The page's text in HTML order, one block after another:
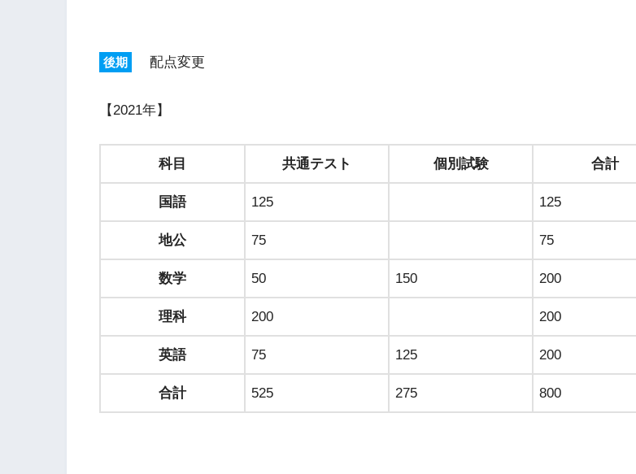
後期 配点変更
【2021年】
科目 共通テスト 個別試験 合計
国語 125 125
地公 75 75
数学 50 150 200
理科 200 200
英語 75 125 200
合計 525 275 800